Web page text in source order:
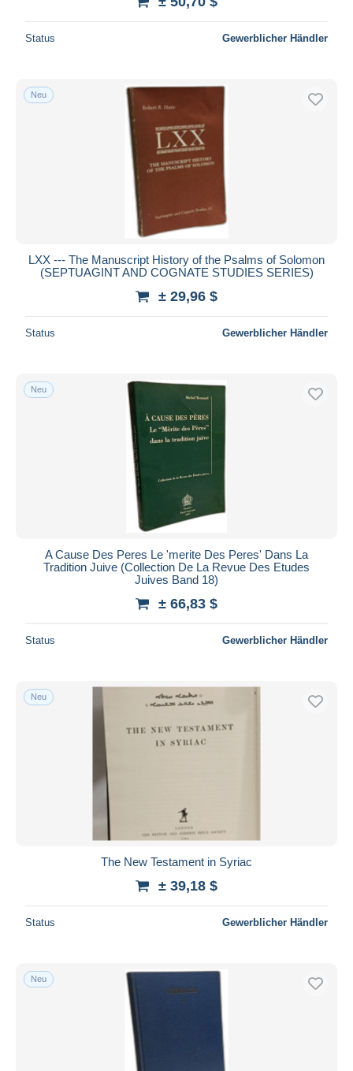
Status Gewerblicher Händler
Neu
LXX --- The Manuscript History of the Psalms of Solomon
(SEPTUAGINT AND COGNATE STUDIES SERIES)
± 29,96 $
Status Gewerblicher Händler
Neu
A Cause Des Peres Le 'merite Des Peres' Dans La
Tradition Juive (Collection De La Revue Des Etudes
Juives Band 18)
± 66,83 $
Status Gewerblicher Händler
Neu
The New Testament in Syriac
± 39,18 $
Status Gewerblicher Händler
Neu